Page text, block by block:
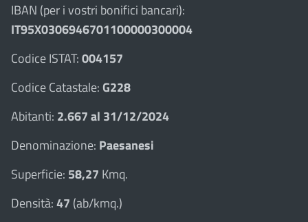
IBAN (per i vostri bonifici bancari):
IT95X0306946701100000300004
Codice ISTAT:004157
Codice Catastale:G228
Abitanti: 2.667 al 31/12/2024
Denominazione: Paesanesi
Superficie: 58,27 Kmq.
Densità:47 (ab/kmq.)